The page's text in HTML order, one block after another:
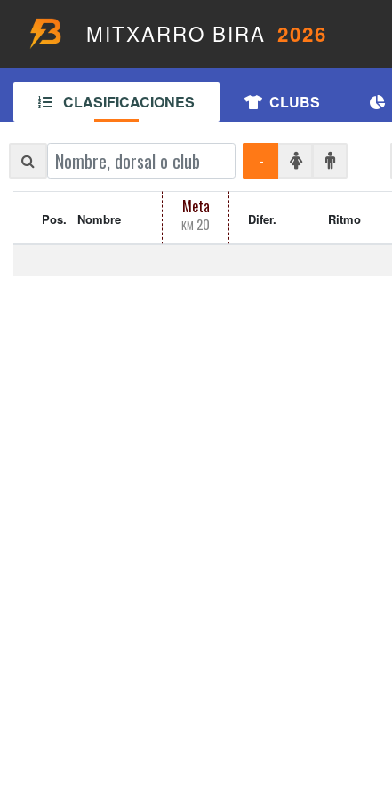
MITXARRO BIRA 2026
CLASIFICACIONES CLUBS
-
Pos. Nombre
Meta
KM 20 Difer. Ritmo